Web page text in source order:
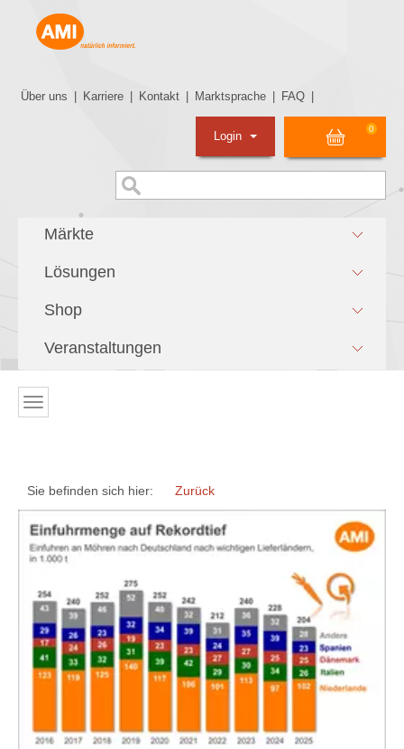
Über uns Karriere Kontakt Marktsprache FAQ
0
Login
Märkte
Lösungen
Shop
Veranstaltungen
Sie befinden sich hier: Zurück